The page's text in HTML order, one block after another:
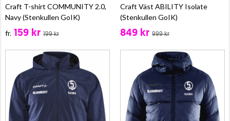
Craft T-shirt COMMUNITY 2.0,
Navy (Stenkullen GoIK)
fr. 159 kr 199 kr
Craft Väst ABILITY Isolate
(Stenkullen GoIK)
849 kr 999 kr